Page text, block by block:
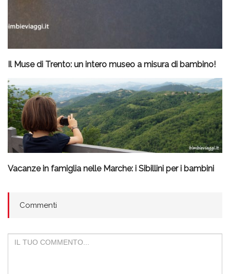
Il Muse di Trento: un intero museo a misura di bambino!
Vacanze in famiglia nelle Marche: i Sibillini per i bambini
Commenti